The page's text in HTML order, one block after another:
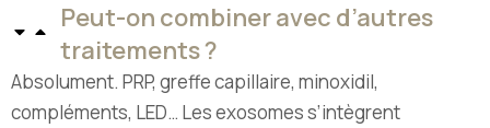
Peut-on combiner avec d’autres
traitements ?
Absolument. PRP, greffe capillaire, minoxidil,
compléments, LED… Les exosomes s’intègrent